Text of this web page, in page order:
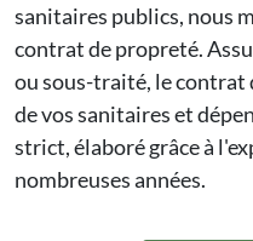
sanitaires publics, nous
contrat de propreté.
ou sous-traité, le contrat
de vos sanitaires et
strict, élaboré grâce à
nombreuses années.